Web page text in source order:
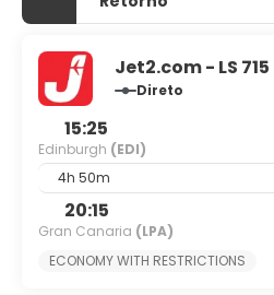
Jet2.com - LS 715
Direto
15:25
Edinburgh (EDI)
4h 50m
20:15
Gran Canaria (LPA)
ECONOMY WITH RESTRICTIONS